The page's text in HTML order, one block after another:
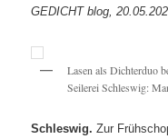
GEDICHT blog,
Lasen als Dichterduo
Seilerei Schleswig:
Schleswig. Zur